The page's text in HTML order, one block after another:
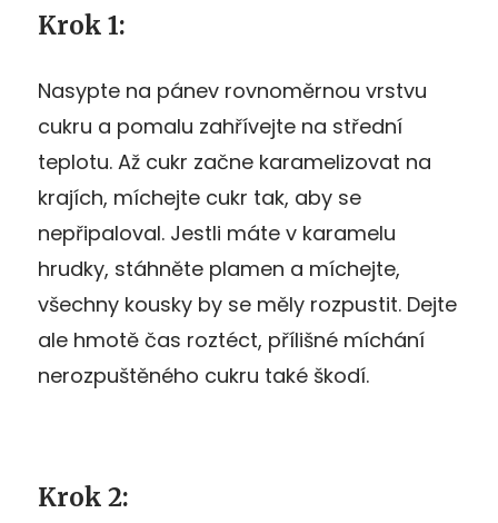
Krok 1:
Nasypte na pánev rovnoměrnou vrstvu
cukru a pomalu zahřívejte na střední
teplotu. Až cukr začne karamelizovat na
krajích, míchejte cukr tak, aby se
nepřipaloval. Jestli máte v karamelu
hrudky, stáhněte plamen a míchejte,
všechny kousky by se měly rozpustit. Dejte
ale hmotě čas roztéct, přílišné míchání
nerozpuštěného cukru také škodí.
Krok 2: